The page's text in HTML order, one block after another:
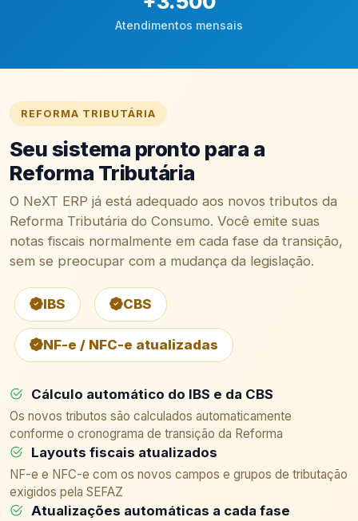
Atendimentos mensais
REFORMA TRIBUTÁRIA
Seu sistema pronto para a
Reforma Tributária
O NeXT ERP já está adequado aos novos tributos da
Reforma Tributária do Consumo. Você emite suas
notas fiscais normalmente em cada fase da transição,
sem se preocupar com a mudança da legislação.
IBS CBS
NF-e / NFC-e atualizadas
Cálculo automático do IBS e da CBS
Os novos tributos são calculados automaticamente
conforme o cronograma de transição da Reforma
Layouts fiscais atualizados
NF-e e NFC-e com os novos campos e grupos de tributação
exigidos pela SEFAZ
Atualizações automáticas a cada fase